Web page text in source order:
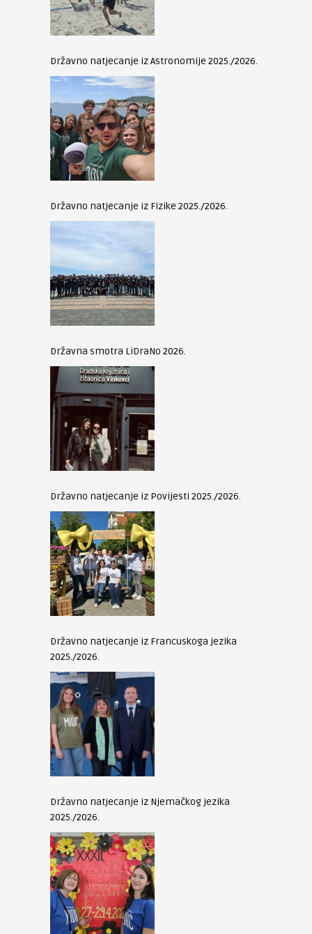
Državno natjecanje iz Astronomije 2025./2026.
Državno natjecanje iz Fizike 2025./2026.
Državna smotra LiDraNo 2026.
Državno natjecanje iz Povijesti 2025./2026.
Državno natjecanje iz Francuskoga jezika
2025./2026.
Državno natjecanje iz Njemačkog jezika
2025./2026.